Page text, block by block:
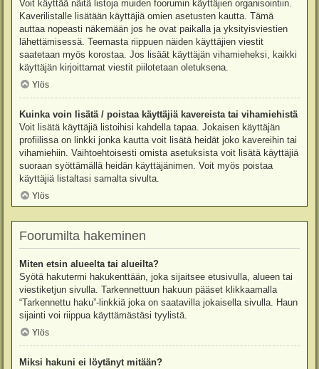
Voit käyttää näitä listoja muiden foorumin käyttäjien organisointiin.
Kaverilistalle lisätään käyttäjiä omien asetusten kautta. Tämä
auttaa nopeasti näkemään jos he ovat paikalla ja yksityisviestien
lähettämisessä. Teemasta riippuen näiden käyttäjien viestit
saatetaan myös korostaa. Jos lisäät käyttäjän vihamieheksi, kaikki
käyttäjän kirjoittamat viestit piilotetaan oletuksena.
Ylös
Kuinka voin lisätä / poistaa käyttäjiä kavereista tai vihamiehistä
Voit lisätä käyttäjiä listoihisi kahdella tapaa. Jokaisen käyttäjän
profiilissa on linkki jonka kautta voit lisätä heidät joko kavereihin tai
vihamiehiin. Vaihtoehtoisesti omista asetuksista voit lisätä käyttäjiä
suoraan syöttämällä heidän käyttäjänimen. Voit myös poistaa
käyttäjiä listaltasi samalta sivulta.
Ylös
Foorumilta hakeminen
Miten etsin alueelta tai alueilta?
Syötä hakutermi hakukenttään, joka sijaitsee etusivulla, alueen tai
viestiketjun sivulla. Tarkennettuun hakuun pääset klikkaamalla
“Tarkennettu haku”-linkkiä joka on saatavilla jokaisella sivulla. Haun
sijainti voi riippua käyttämästäsi tyylistä.
Ylös
Miksi hakuni ei löytänyt mitään?